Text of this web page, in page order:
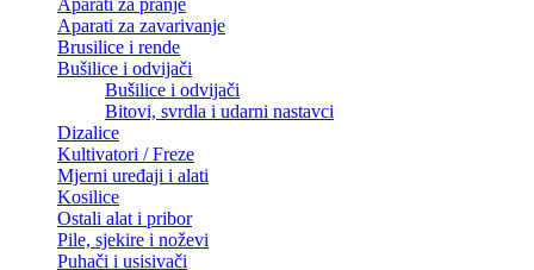
Aparati za pranje
Aparati za zavarivanje
Brusilice i rende
Bušilice i odvijači
Bušilice i odvijači
Bitovi, svrdla i udarni nastavci
Dizalice
Kultivatori / Freze
Mjerni uređaji i alati
Kosilice
Ostali alat i pribor
Pile, sjekire i noževi
Puhači i usisivači